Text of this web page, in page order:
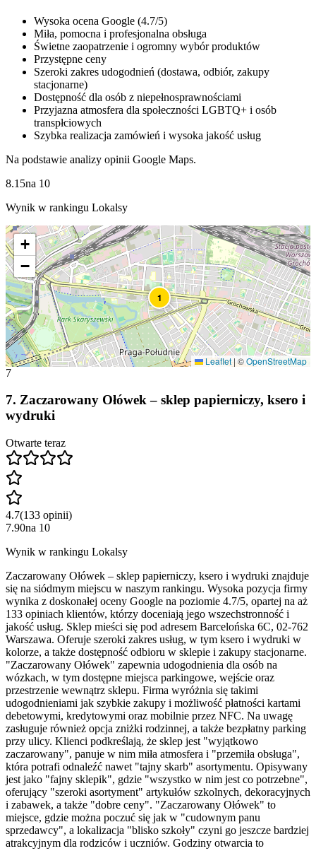
Wysoka ocena Google (4.7/5)
Miła, pomocna i profesjonalna obsługa
Świetne zaopatrzenie i ogromny wybór produktów
Przystępne ceny
Szeroki zakres udogodnień (dostawa, odbiór, zakupy
stacjonarne)
Dostępność dla osób z niepełnosprawnościami
Przyjazna atmosfera dla społeczności LGBTQ+ i osób
transpłciowych
Szybka realizacja zamówień i wysoka jakość usług
Na podstawie analizy opinii Google Maps.
8.15na 10
Wynik w rankingu Lokalsy
1
+
−
Leaflet |©OpenStreetMap
7
7. Zaczarowany Ołówek – sklep papierniczy, ksero i
wydruki
Otwarte teraz
4.7(133 opinii)
7.90na 10
Wynik w rankingu Lokalsy
Zaczarowany Ołówek – sklep papierniczy, ksero i wydruki znajduje
się na siódmym miejscu w naszym rankingu. Wysoka pozycja firmy
wynika z doskonałej oceny Google na poziomie 4.7/5, opartej na aż
133 opiniach klientów, którzy doceniają jego wszechstronność i
jakość usług. Sklep mieści się pod adresem Barcelońska 6C, 02-762
Warszawa. Oferuje szeroki zakres usług, w tym ksero i wydruki w
kolorze, a także dostępność odbioru w sklepie i zakupy stacjonarne.
"Zaczarowany Ołówek" zapewnia udogodnienia dla osób na
wózkach, w tym dostępne miejsca parkingowe, wejście oraz
przestrzenie wewnątrz sklepu. Firma wyróżnia się takimi
udogodnieniami jak szybkie zakupy i możliwość płatności kartami
debetowymi, kredytowymi oraz mobilnie przez NFC. Na uwagę
zasługuje również opcja zniżki rodzinnej, a także bezpłatny parking
przy ulicy. Klienci podkreślają, że sklep jest "wyjątkowo
zaczarowany", panuje w nim miła atmosfera i "przemiła obsługa",
która potrafi odnaleźć nawet "tajny skarb" asortymentu. Opisywany
jest jako "fajny sklepik", gdzie "wszystko w nim jest co potrzebne",
oferujący "szeroki asortyment" artykułów szkolnych, dekoracyjnych
i zabawek, a także "dobre ceny". "Zaczarowany Ołówek" to
miejsce, gdzie można poczuć się jak w "cudownym panu
sprzedawcy", a lokalizacja "blisko szkoły" czyni go jeszcze bardziej
atrakcyjnym dla rodziców i uczniów. Godziny otwarcia to